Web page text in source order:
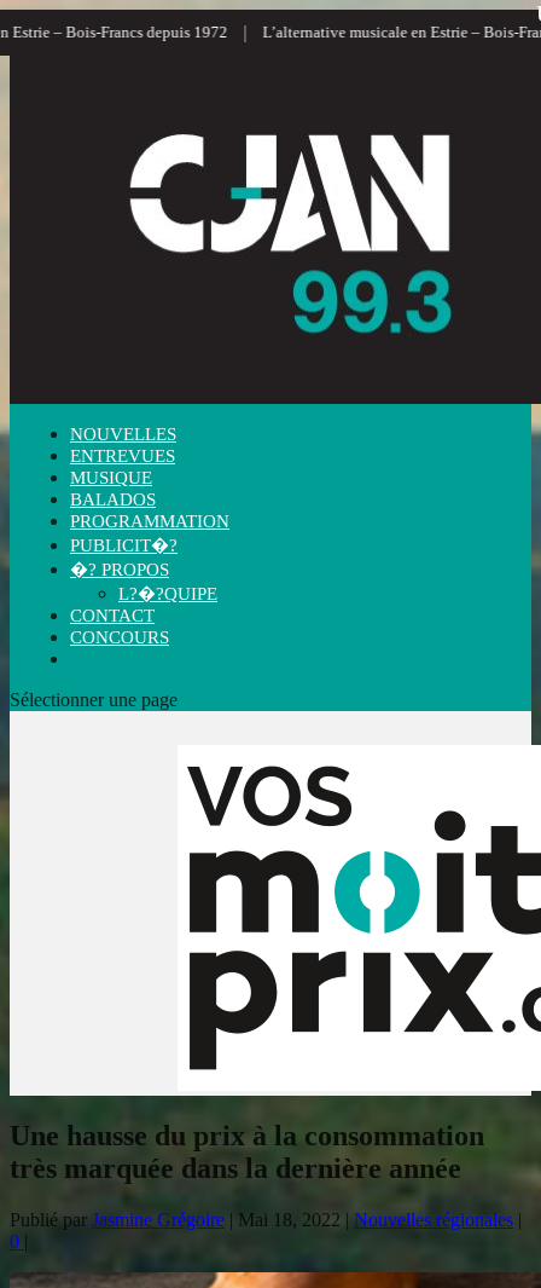
– Bois-Francs depuis 1972 | L’alternative musicale en Estrie – Bois-Francs
NOUVELLES
ENTREVUES
MUSIQUE
BALADOS
PROGRAMMATION
PUBLICIT�?
�? PROPOS
L?�?QUIPE
CONTACT
CONCOURS
Sélectionner une page
Une hausse du prix à la consommation
très marquée dans la dernière année
Publié par Jasmine Grégoire | Mai 18, 2022 | Nouvelles régionales |
0 |